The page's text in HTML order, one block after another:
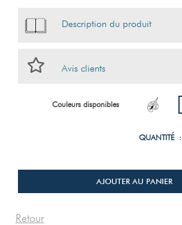
Description du produit
Avis clients
Couleurs disponibles
QUANTITÉ :
AJOUTER AU PANIER
Retour